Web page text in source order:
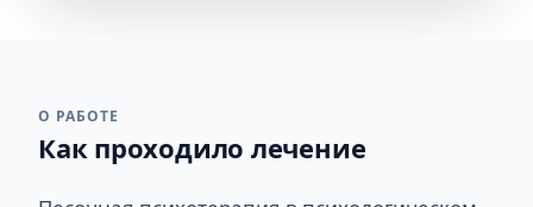
О РАБОТЕ
Как проходило лечение